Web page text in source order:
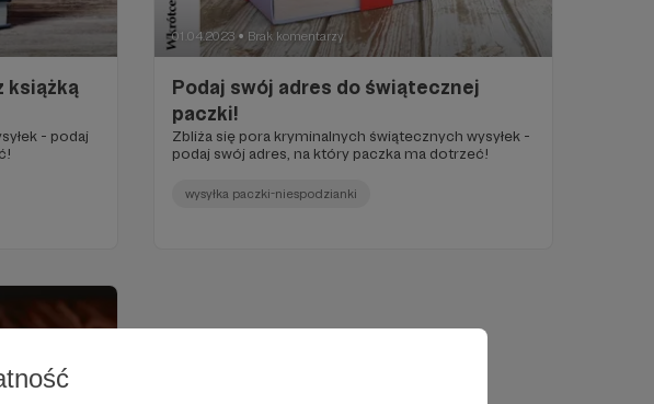
książką
- podaj
01.04.2023 ● Brak komentarzy
Podaj swój adres do świątecznej
paczki!
Zbliża się pora kryminalnych świątecznych wysyłek -
podaj swój adres, na który paczka ma dotrzeć!
wysyłka paczki-niespodzianki